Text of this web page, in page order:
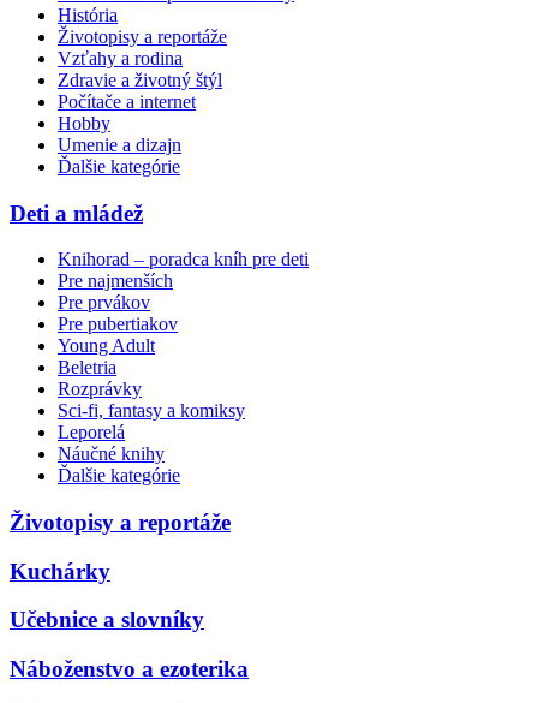
História
Životopisy a reportáže
Vzťahy a rodina
Zdravie a životný štýl
Počítače a internet
Hobby
Umenie a dizajn
Ďalšie kategórie
Deti a mládež
Knihorad – poradca kníh pre deti
Pre najmenších
Pre prvákov
Pre pubertiakov
Young Adult
Beletria
Rozprávky
Sci-fi, fantasy a komiksy
Leporelá
Náučné knihy
Ďalšie kategórie
Životopisy a reportáže
Kuchárky
Učebnice a slovníky
Náboženstvo a ezoterika